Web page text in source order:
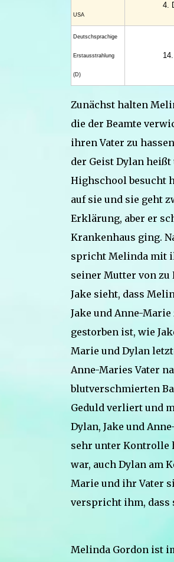
USA
4.
Deutsch­sprachige
Erstaus­strahlung
(D)
Zunächst halten
die der Beamte
ihren Vater zu
der Geist Dylan
Highschool besucht
auf sie und sie geht
Erklärung, aber er
Krankenhaus ging.
spricht Melinda mit
seiner Mutter von zu
Jake sieht, dass
Jake und Anne-
gestorben ist, wie
Marie und Dylan
Anne-Maries Vater
blutverschmierten
Geduld verliert und
Dylan, Jake und
sehr unter Kontrolle
war, auch Dylan am
Marie und ihr Vater
verspricht ihm, dass
Melinda Gordon ist